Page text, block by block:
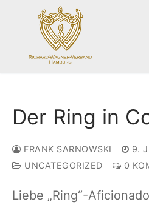
springen
Der Ring in
FRANK SARNOWSKI
9.
UNCATEGORIZED
0
Liebe „Ring“-